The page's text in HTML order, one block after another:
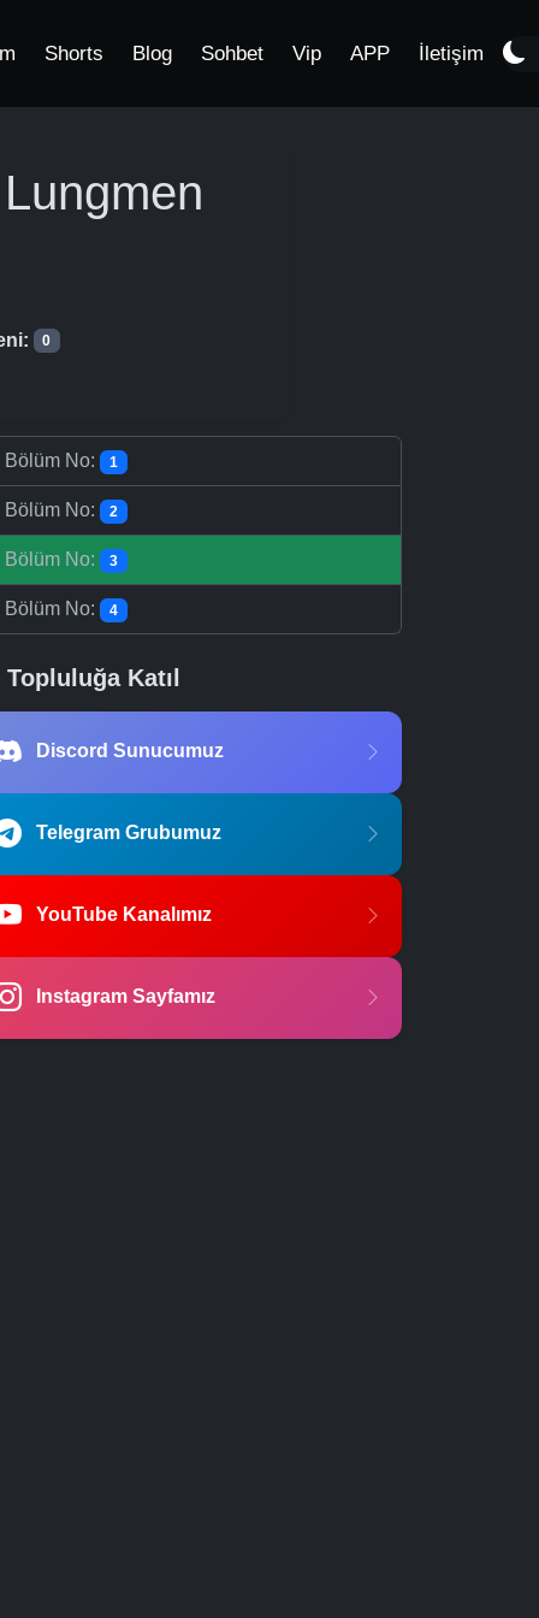
Shorts Blog Sohbet Vip APP İletişim
0
Bölüm No: 1
Bölüm No: 2
Bölüm No: 3
Bölüm No: 4
Topluluğa Katıl
Discord Sunucumuz
Telegram Grubumuz
YouTube Kanalımız
Instagram Sayfamız